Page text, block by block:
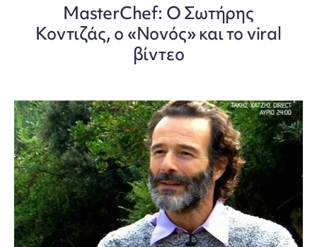
MasterChef: Ο Σωτήρης
Κοντιζάς, ο «Νονός» και το viral
βίντεο